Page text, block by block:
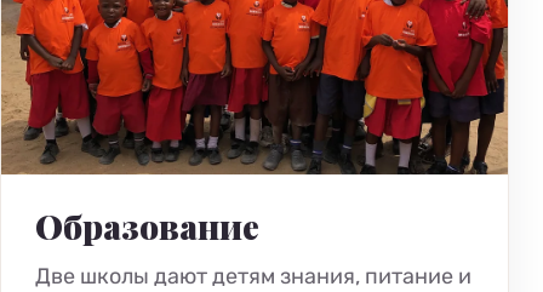
Образование
Две школы дают детям знания, питание и